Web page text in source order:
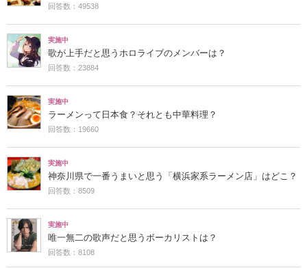
回答数：49538
実施中
歌が上手だと思うホロライブのメンバーは？
回答数：23884
実施中
ラーメンって日本食？それとも中華料理？
回答数：19660
実施中
神奈川県で一番うまいと思う「横浜家系ラーメン店」はどこ？
回答数：8509
実施中
唯一無二の歌声だと思うボーカリストは？
回答数：8108